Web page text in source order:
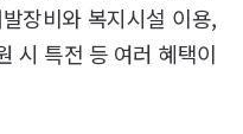
장비와 복지시설 이용,
시 특전 등 여러 혜택이